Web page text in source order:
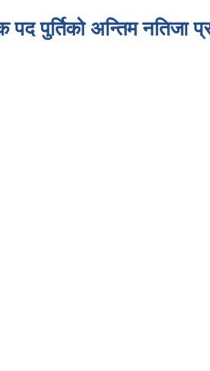
पुर्तिको अन्तिम नतिजा